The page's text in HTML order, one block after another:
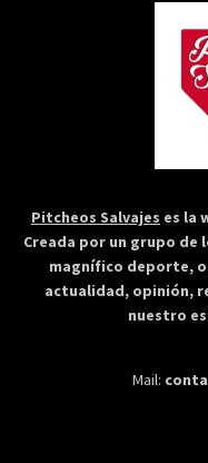
Pitcheos Salvajes es la
Creada por un grupo de
magnífico deporte,
actualidad, opinión,
nuestro
Mail: